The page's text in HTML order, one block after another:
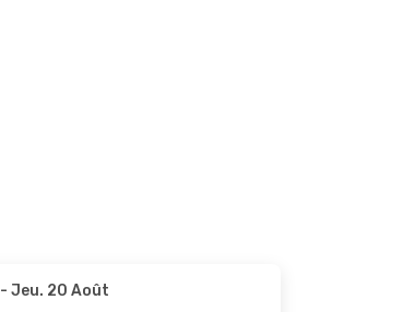
- Jeu. 20 Août